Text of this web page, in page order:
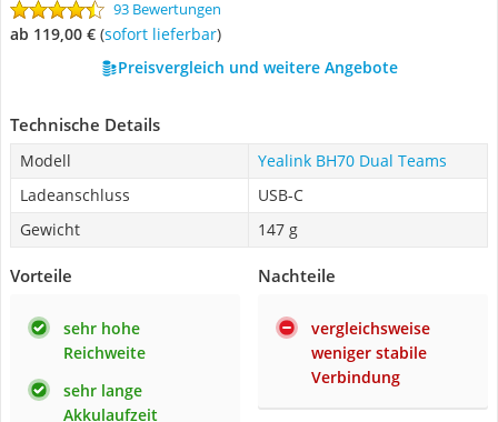
93 Bewertungen
ab 119,00 € ( Sofort lieferbar)
Preisvergleich und weitere Angebote
Technische Details
Modell
Yealink BH70 Dual Teams
Ladeanschluss
USB-C
Gewicht
147 g
Vorteile
sehr hohe
Reichweite
sehr lange
Akkulaufzeit
Nachteile
vergleichsweise
weniger stabile
Verbindung